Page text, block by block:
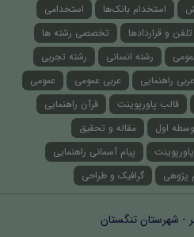
استخدام بانک‌ها
استخدامی
و قراردادها
تخصصی رشته ها
رشته انسانی
رشته تجربی
عربی راهنمایی عربی عمومی
عمومی
قالب پاورپوینت
قرآن راهنمایی
اول
مقاله و تحقیق
پاورپوینت
پیام آسمانی راهنمایی
پژوهی گرافیک و طراحی
- شهرستان تنگستان